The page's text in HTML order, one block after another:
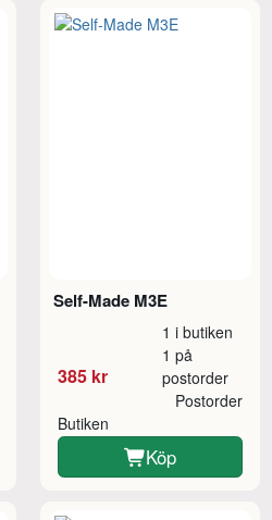
Self-Made M3E
385 kr
1 i butiken
1 på
postorder
Butiken
Postorder
Köp